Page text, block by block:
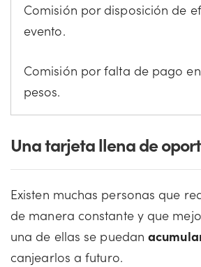
Comisión por disposición de
evento.
Comisión por falta de pago
pesos.
Una tarjeta llena de
Existen muchas personas que
de manera constante y que
una de ellas se puedan
canjearlos a futuro.